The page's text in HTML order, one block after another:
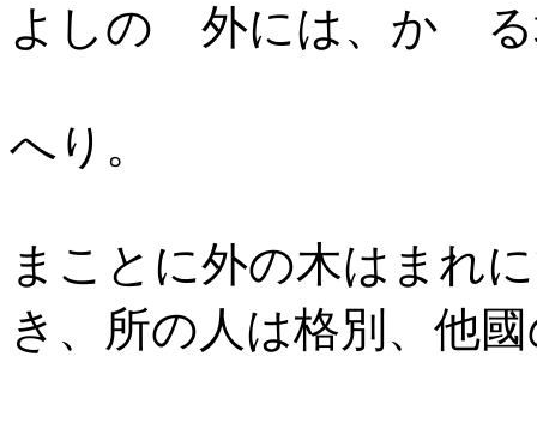
よしのゝ外には、かゝ
へ り。
まことに外の木はまれ
き、所の人は格別、他